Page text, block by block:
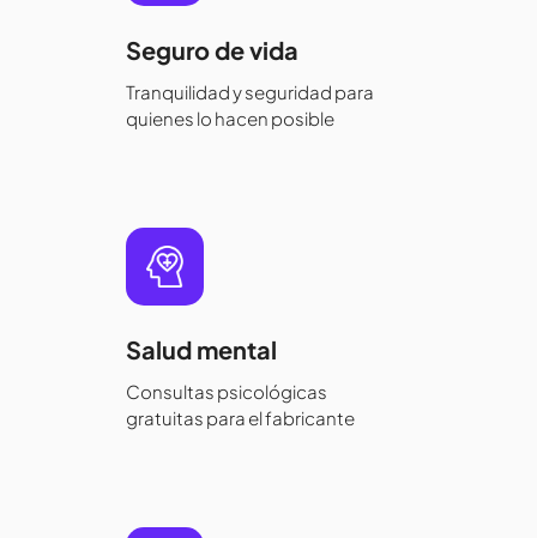
Seguro de vida
Tranquilidad y seguridad para
quienes lo hacen posible
Salud mental
Consultas psicológicas
gratuitas para el fabricante